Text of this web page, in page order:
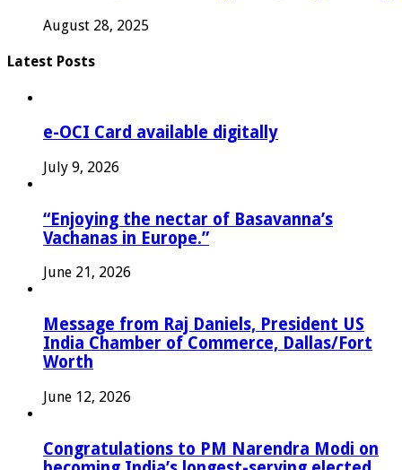
August 28, 2025
Latest Posts
e-OCI Card available digitally
July 9, 2026
“Enjoying the nectar of Basavanna’s
Vachanas in Europe.”
June 21, 2026
Message from Raj Daniels, President US
India Chamber of Commerce, Dallas/Fort
Worth
June 12, 2026
Congratulations to PM Narendra Modi on